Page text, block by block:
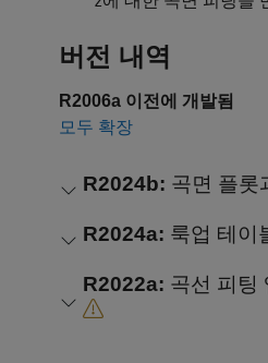
버전 내역
R2006a 이전에 개발됨
모두 확장
R2024b: 곡면 플롯
R2024a: 룩업 테이
R2022a: 곡선 피팅